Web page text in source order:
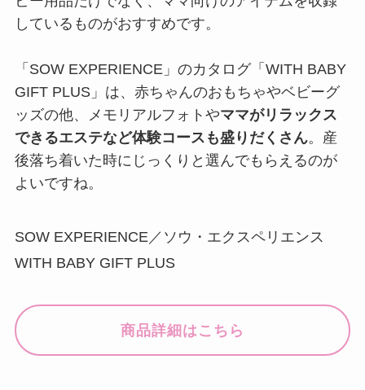
しているものがおすすめです。
「SOW EXPERIENCE」のカタログ「WITH BABY
GIFT PLUS」は、赤ちゃんのおもちゃやベビーグ
ッズの他、メモリアルフォトやママがリラックス
できるエステなど体験コースも盛りだくさん。産
後落ち着いた時にじっくりと選んでもらえるのが
よいですね。
SOW EXPERIENCE／ソウ・エクスペリエンス
WITH BABY GIFT PLUS
商品詳細はこちら